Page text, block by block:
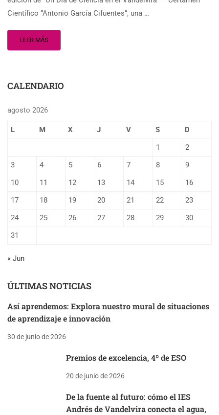
Científico “Antonio García Cifuentes”, una …
LEER MÁS
CALENDARIO
agosto 2026
L M X J V S
D
1
2
3
4 5 6 7 8
9
10
11 12 13 14 15
16
17
18 19 20 21 22
23
24
25 26 27 28 29
30
31
« Jun
ÚLTIMAS NOTICIAS
Así aprendemos: Explora nuestro mural de situaciones
de aprendizaje e innovación
30 de junio de 2026
Premios de excelencia, 4º de ESO
20 de junio de 2026
De la fuente al futuro: cómo el IES
Andrés de Vandelvira conecta el agua,